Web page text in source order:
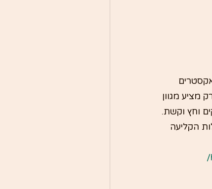
מציע מגוון
וחץ וקשת.
הקליעה